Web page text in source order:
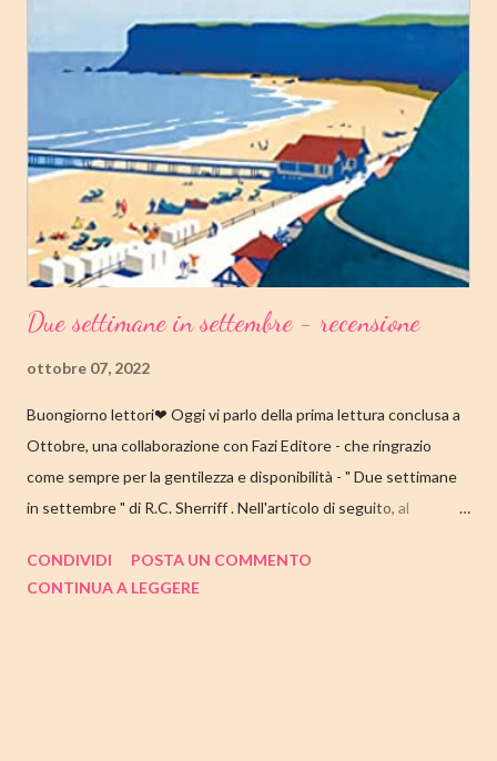
14.25/EBOOK 8.99 Link Amazon TRAMA Dopo "Infanzia", il
secondo capitolo della trilogia di Copenaghen, grande classico
della letteratura danese oggi riscoperto e acclamato a livello
internazionale. La piccola Tove è cresciuta in fretta: costretta ad
abbandonare la scuola molto presto, a quattordici anni compie i
primi passi nel mondo del lavoro. Indossato il vestito buono e
infilato il ...
Due settimane in settembre - recensione
ottobre 07, 2022
Buongiorno lettori❤ Oggi vi parlo della prima lettura conclusa a
Ottobre, una collaborazione con Fazi Editore - che ringrazio
come sempre per la gentilezza e disponibilità - " Due settimane
in settembre " di R.C. Sherriff . Nell'articolo di seguito, al
TITOLO: DUE SETTIMANE IN SETTEMBRE AUTORE: R.C.
CONDIVIDI
POSTA UN COMMENTO
CONTINUA A LEGGERE